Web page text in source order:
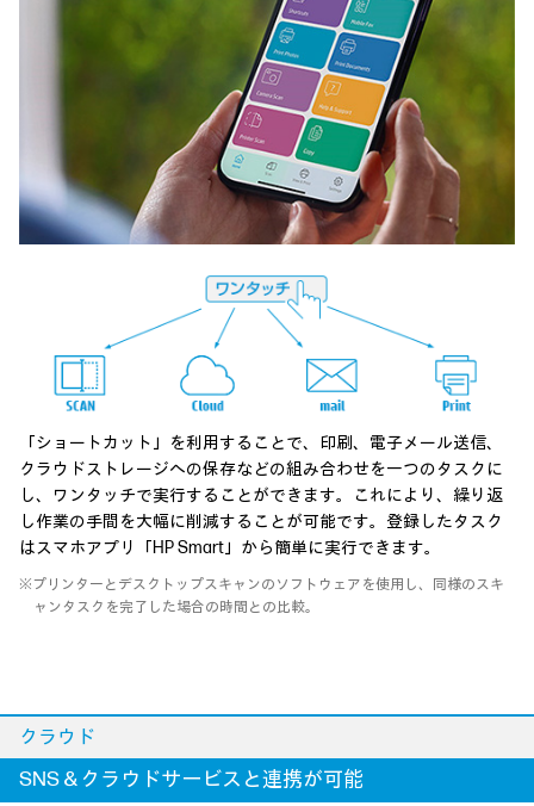
「ショートカット」を利用することで、印刷、電子メール送信、
クラウドストレージへの保存などの組み合わせを一つのタスクに
し、ワンタッチで実行することができます。これにより、繰り返
し作業の手間を大幅に削減することが可能です。登録したタスク
はスマホアプリ「HP Smart」から簡単に実行できます。
※プリンターとデスクトップスキャンのソフトウェアを使用し、同様のスキ
ャンタスクを完了した場合の時間との比較。
クラウド
SNS＆クラウドサービスと連携が可能